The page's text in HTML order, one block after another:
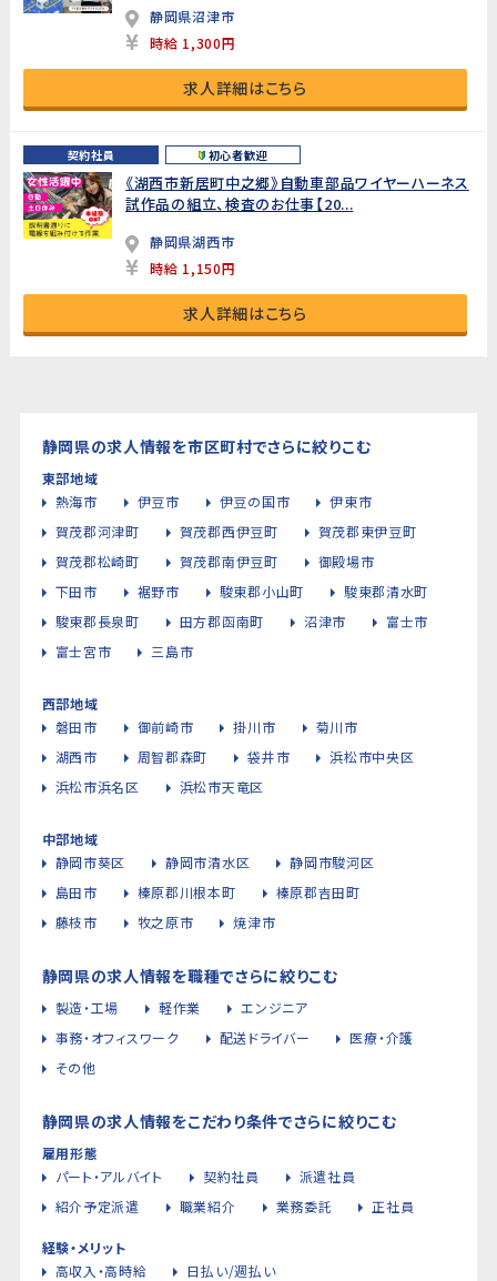
静岡県沼津市
時給 1,300円
求人詳細はこちら
契約社員 初心者歓迎
《湖西市新居町中之郷》自動車部品ワイヤーハーネス
試作品の組立、検査のお仕事【20...
静岡県湖西市
時給 1,150円
求人詳細はこちら
静岡県の求人情報を市区町村でさらに絞りこむ
東部地域
熱海市
伊豆市 伊豆の国市
伊東市
賀茂郡河津町
賀茂郡西伊豆町
賀茂郡東伊豆町
賀茂郡松崎町
賀茂郡南伊豆町
御殿場市
下田市
裾野市 駿東郡小山町
駿東郡清水町
駿東郡長泉町
田方郡函南町 沼津市
富士市
富士宮市
三島市
西部地域
磐田市
御前崎市 掛川市
菊川市
湖西市
周智郡森町 袋井市
浜松市中央区
浜松市浜名区
浜松市天竜区
中部地域
静岡市葵区
静岡市清水区
静岡市駿河区
島田市
榛原郡川根本町
榛原郡吉田町
藤枝市
牧之原市 焼津市
静岡県の求人情報を職種でさらに絞りこむ
製造・工場 軽作業
エンジニア
事務・オフィスワーク
配送ドライバー
医療・介護
その他
静岡県の求人情報をこだわり条件でさらに絞りこむ
雇用形態
パート・アルバイト
契約社員
派遣社員
紹介予定派遣
職業紹介 業務委託 正社員
経験・メリット
高収入・高時給
日払い/週払い